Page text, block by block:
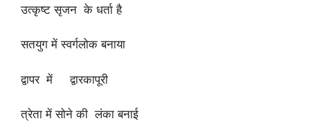
उत्कृष्ट सृजन के धर्ता है
सतयुग में स्वर्गलोक बनाया
द्वापर में द्वारकापूरी
त्रेता में सोने की लंका बनाई